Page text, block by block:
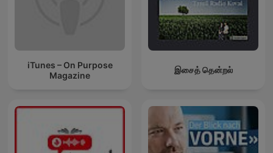
iTunes – On Purpose
Magazine
இசைத் தென்றல்